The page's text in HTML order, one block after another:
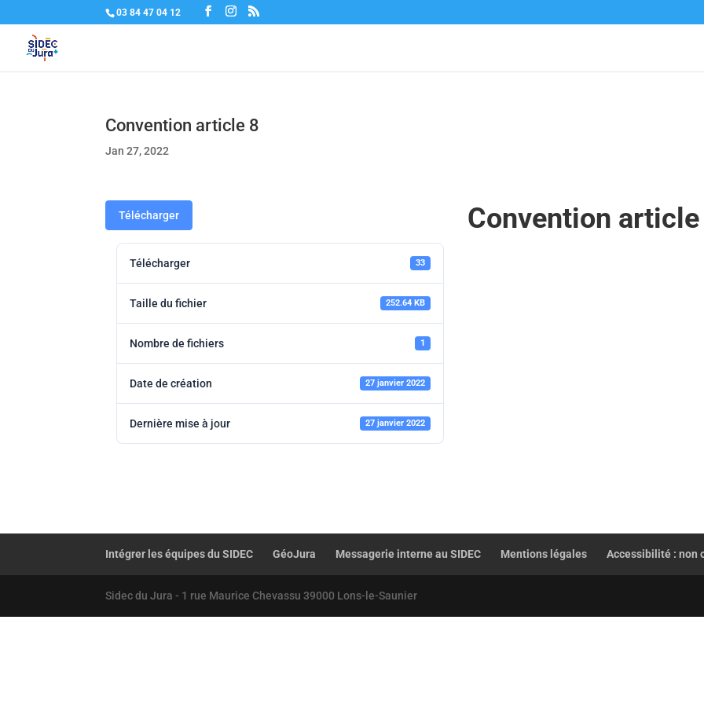
03 84 47 04 12
Convention article 8
Jan 27, 2022
Télécharger
Télécharger 33
Taille du fichier 252.64 KB
Nombre de fichiers 1
Date de création 27 janvier 2022
Dernière mise à jour 27 janvier 2022
Convention
Intégrer les équipes du SIDEC GéoJura Messagerie interne au SIDEC Mentions légales Accessibilité : non
Sidec du Jura - 1 rue Maurice Chevassu 39000 Lons-le-Saunier